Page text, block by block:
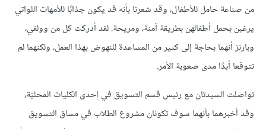
من صناعة حامل للأطفال، وقد شعرتا بأنه قد يكون جذابًا للأمهات اللواتي
يرغبن بحمل أطفالهن بطريقة آمنة، ومريحة. لقد أدركت كل من وولفي،
وبارنز أنهما بحاجة إلى كثير من المساعدة للنهوض بهذا العمل، ولكنهما لم
تتوقعا أبدًا مدى صعوبة الأمر.
تواصلت السيدتان مع رئيس قسم التسويق في إحدى الكليات المحليّة،
وقد أخبرهما بأنهما سوف تكونان مشروع الطلاب في مساق التسويق